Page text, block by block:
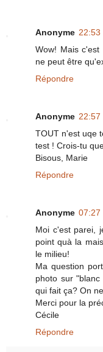
Anonyme 22:53
Wow! Mais
ne peut être
Répondre
Anonyme 22:57
TOUT n'est uqe
test ! Crois-tu
Bisous, Marie
Répondre
Anonyme 07:27
Moi c'est parei,
point quà la
le milieu!
Ma question
photo sur
qui fait ça? On
Merci pour la
Cécile
Répondre